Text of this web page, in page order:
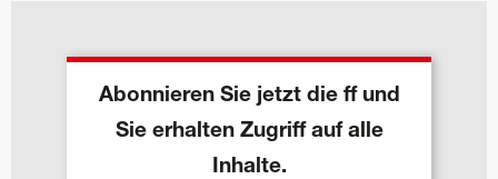
Abonnieren Sie jetzt die ff und
Sie erhalten Zugriff auf alle
Inhalte.